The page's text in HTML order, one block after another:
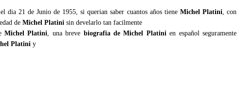
dia 21 de Junio de 1955, si querian saber cuantos años tiene Michel Platini, con
de Michel Platini sin develarlo tan facilmente
Michel Platini, una breve biografia de Michel Platinien español seguramente
Platini y